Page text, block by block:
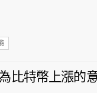
比特幣上漲的